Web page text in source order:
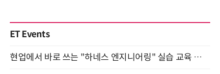
ET Events
현업에서 바로 쓰는 "하네스 엔지니어링" 실습 교육 워크숍 8월 20일 개최